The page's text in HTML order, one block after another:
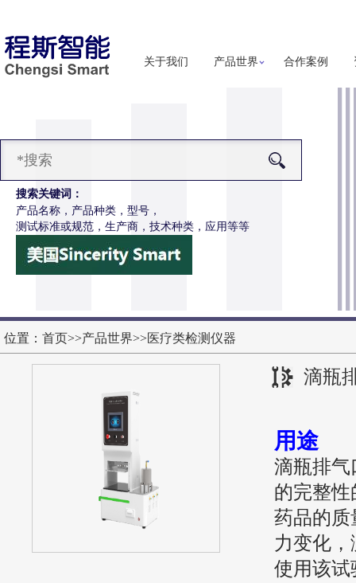
关于我们 产品世界 合作案例
搜索关键词：
产品名称，产品种类，型号，
测试标准或规范，生产商，技术种类，应用等等
电动轮椅车摇杆耐用性测试仪
位置： 首页>>产品世界>>医疗类检测仪器
滴瓶
用途
滴瓶排气
的完整
药品的质
力变化
使用该试